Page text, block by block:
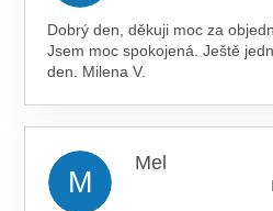
Dobrý den, děkuji moc za
Jsem moc spokojená. Ještě
den. Milena V.
M
Mel